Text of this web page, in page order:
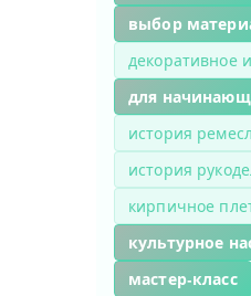
выбор
декоративное
для
история
история
кирпичное
культурное
мастер-класс